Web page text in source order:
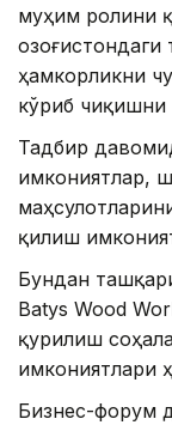
муҳим ролини
ҳамкорликни
кўриб чиқишни
Тадбир
имкониятлар,
қилиш
Бундан
Batys Wood
қурилиш
имкониятлари
Бизнес-форум